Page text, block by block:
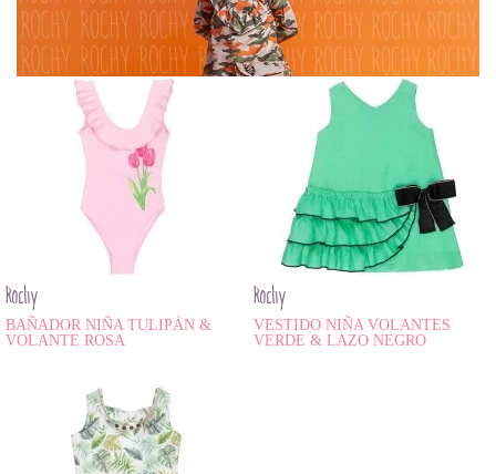
Rochy
BAÑADOR NIÑA TULIPÁN &
VOLANTE ROSA
Rochy
VESTIDO NIÑA VOLANTES
VERDE & LAZO NEGRO